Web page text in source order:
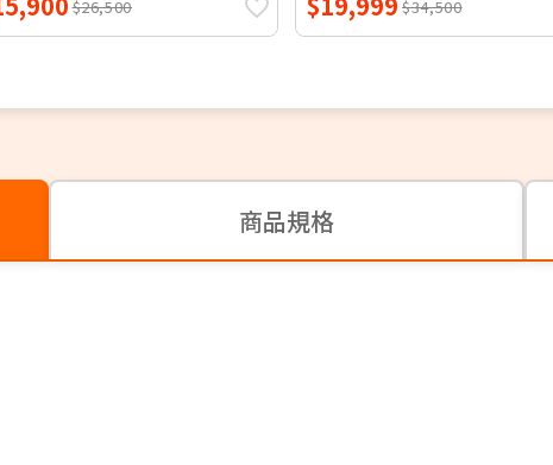
年安裝保固】
$26,500
收】【加贈2000元好禮+1年
保固】
$34,500
商品規格